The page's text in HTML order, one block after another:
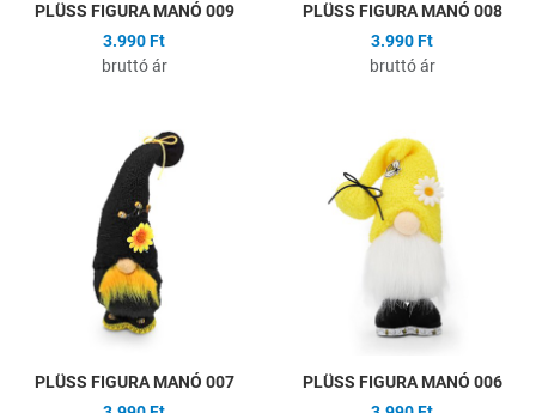
PLÜSS FIGURA MANÓ 009
3.990 Ft
bruttó ár
PLÜSS FIGURA MANÓ 008
3.990 Ft
bruttó ár
Hozzáadás a kívánságlistához
Összehasonlítás
PLÜSS FIGURA MANÓ 007
PLÜSS FIGURA MANÓ 006